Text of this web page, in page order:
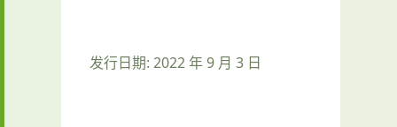
发行日期: 2022 年 9 月 3 日